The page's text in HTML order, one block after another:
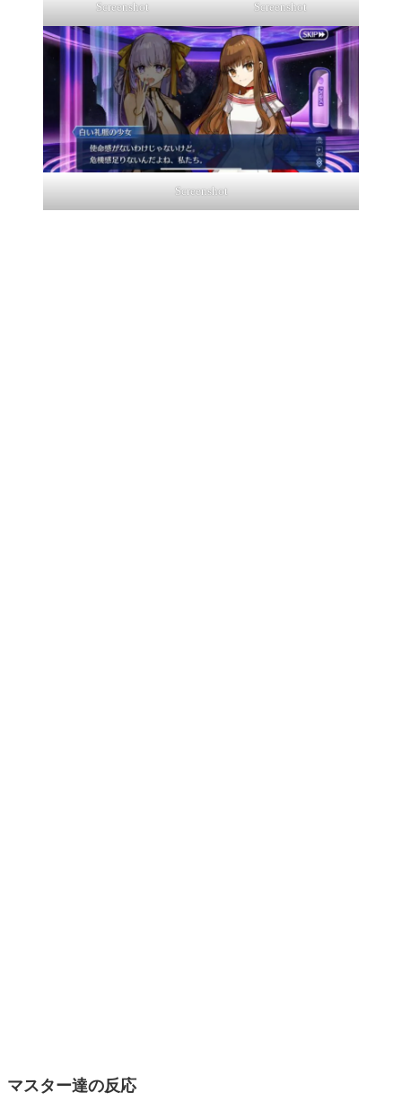
Screenshot Screenshot
Screenshot
マスター達の反応